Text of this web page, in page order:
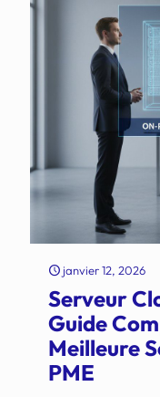
janvier 12, 2026
Serveur
Guide
Meilleure
PME